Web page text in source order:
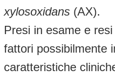
xylosoxidans (AX).
Presi in esame e
fattori possibilmente
caratteristiche